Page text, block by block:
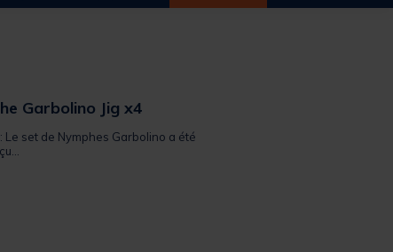
Garbolino Jig x4
Le set de Nymphes Garbolino a été